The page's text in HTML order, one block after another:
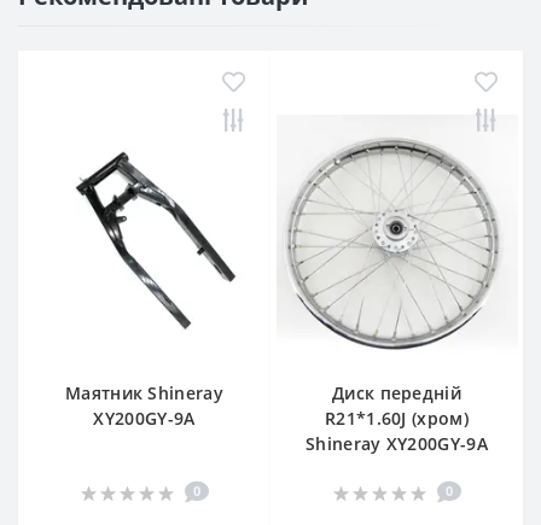
Маятник Shineray
XY200GY-9A
0
Диск передній
R21*1.60J (хром)
Shineray XY200GY-9A
0